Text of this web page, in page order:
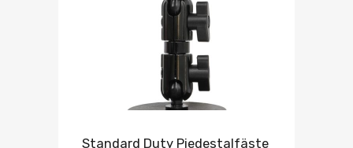
Standard Duty Piedestalfäste